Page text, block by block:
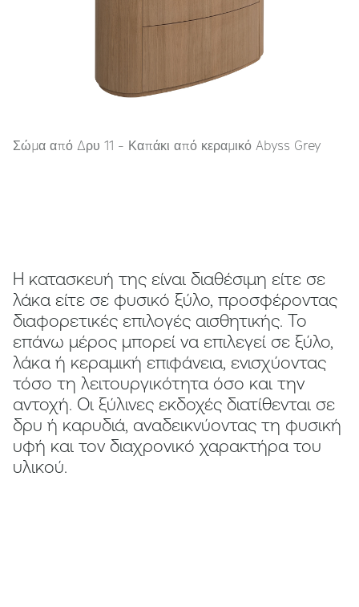
Σώμα από Δρυ 11 - Καπάκι από κεραμικό Abyss Grey
Η κατασκευή της είναι διαθέσιμη είτε σε
λάκα είτε σε φυσικό ξύλο, προσφέροντας
διαφορετικές επιλογές αισθητικής. Το
επάνω μέρος μπορεί να επιλεγεί σε ξύλο,
λάκα ή κεραμική επιφάνεια, ενισχύοντας
τόσο τη λειτουργικότητα όσο και την
αντοχή. Οι ξύλινες εκδοχές διατίθενται σε
δρυ ή καρυδιά, αναδεικνύοντας τη φυσική
υφή και τον διαχρονικό χαρακτήρα του
υλικού.